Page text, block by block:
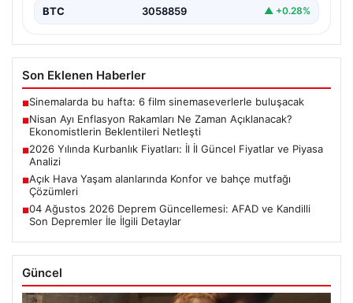
BTC 3058859 ▲ +0.28%
Son Eklenen Haberler
■Sinemalarda bu hafta: 6 film sinemaseverlerle buluşacak
■Nisan Ayı Enflasyon Rakamları Ne Zaman Açıklanacak?
Ekonomistlerin Beklentileri Netleşti
■2026 Yılında Kurbanlık Fiyatları: İl İl Güncel Fiyatlar ve Piyasa
Analizi
■Açık Hava Yaşam alanlarında Konfor ve bahçe mutfağı
Çözümleri
■04 Ağustos 2026 Deprem Güncellemesi: AFAD ve Kandilli
Son Depremler İle İlgili Detaylar
Güncel